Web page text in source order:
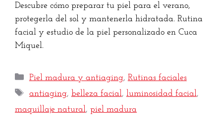
Descubre cómo preparar tu piel para el verano,
protegerla del sol y mantenerla hidratada. Rutina
facial y estudio de la piel personalizado en Cuca
Miquel.
Piel madura y antiaging, Rutinas faciales
antiaging, belleza facial, luminosidad facial,
maquillaje natural, piel madura